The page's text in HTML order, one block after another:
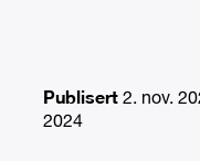
Publisert 2. nov.
2024